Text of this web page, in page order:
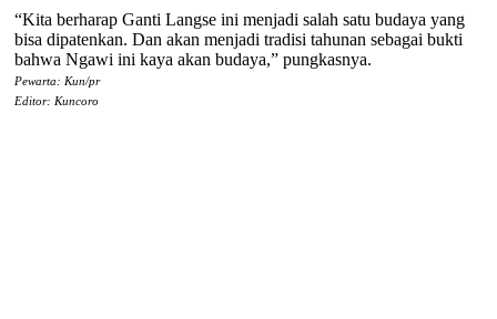
“Kita berharap Ganti Langse ini menjadi salah satu budaya yang
bisa dipatenkan. Dan akan menjadi tradisi tahunan sebagai bukti
bahwa Ngawi ini kaya akan budaya,” pungkasnya.
Pewarta: Kun/pr
Editor: Kuncoro